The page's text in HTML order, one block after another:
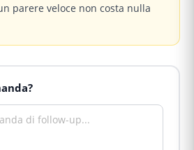
parere veloce non costa nulla